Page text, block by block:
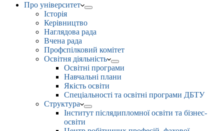
Про університет
Історія
Керівництво
Наглядова рада
Вчена рада
Профспілковий комітет
Освітня діяльність
Освітні програми
Навчальні плани
Якість освіти
Спеціальності та освітні програми ДБТУ
Структура
Інститут післядипломної освіти та бізнес-
освіти